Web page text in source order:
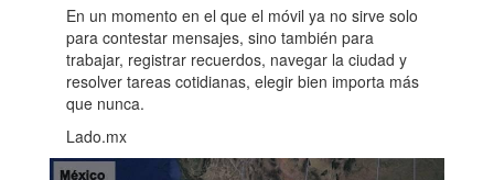
En un momento en el que el móvil ya no sirve solo
para contestar mensajes, sino también para
trabajar, registrar recuerdos, navegar la ciudad y
resolver tareas cotidianas, elegir bien importa más
que nunca.
Lado.mx